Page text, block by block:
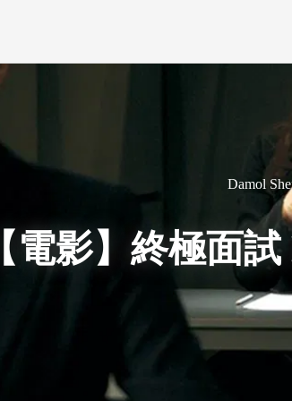
Damol
【電影】終極面